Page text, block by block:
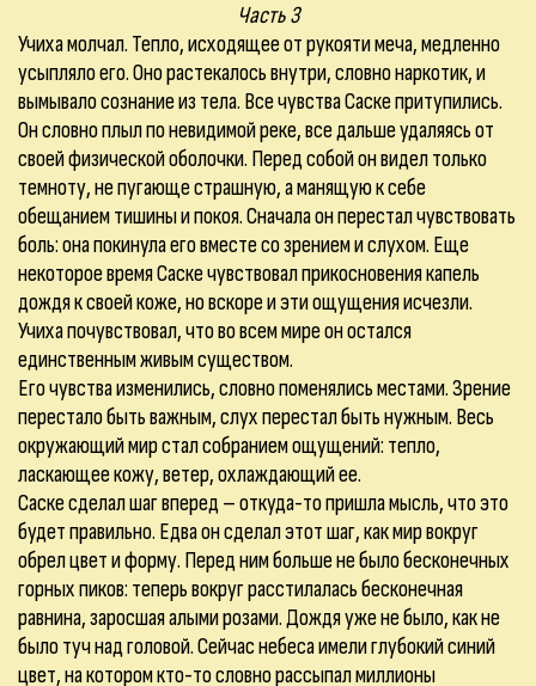
Часть 3
Учиха молчал. Тепло, исходящее от рукояти меча, медленно
усыпляло его. Оно растекалось внутри, словно наркотик, и
вымывало сознание из тела. Все чувства Саске притупились.
Он словно плыл по невидимой реке, все дальше удаляясь от
своей физической оболочки. Перед собой он видел только
темноту, не пугающе страшную, а манящую к себе
обещанием тишины и покоя. Сначала он перестал чувствовать
боль: она покинула его вместе со зрением и слухом. Еще
некоторое время Саске чувствовал прикосновения капель
дождя к своей коже, но вскоре и эти ощущения исчезли.
Учиха почувствовал, что во всем мире он остался
единственным живым существом.
Его чувства изменились, словно поменялись местами. Зрение
перестало быть важным, слух перестал быть нужным. Весь
окружающий мир стал собранием ощущений: тепло,
ласкающее кожу, ветер, охлаждающий ее.
Саске сделал шаг вперед – откуда-то пришла мысль, что это
будет правильно. Едва он сделал этот шаг, как мир вокруг
обрел цвет и форму. Перед ним больше не было бесконечных
горных пиков: теперь вокруг расстилалась бесконечная
равнина, заросшая алыми розами. Дождя уже не было, как не
было туч над головой. Сейчас небеса имели глубокий синий
цвет, на котором кто-то словно рассыпал миллионы